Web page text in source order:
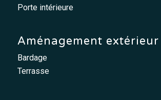
Porte intérieure
Aménagement extérieur
Bardage
Terrasse